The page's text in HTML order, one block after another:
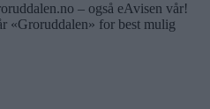
– også eAvisen vår!
«Groruddalen» for best mulig